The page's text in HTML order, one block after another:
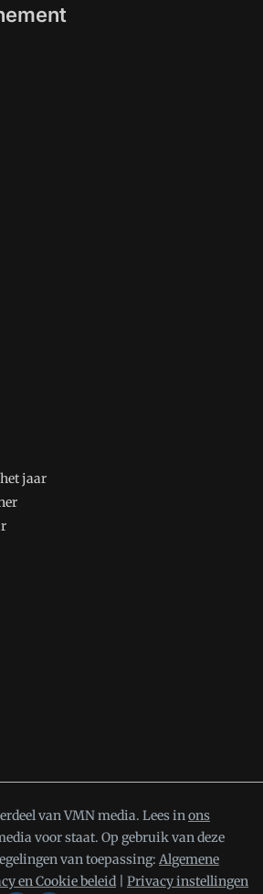
jaar
van VMN media. Lees inons
voor staat. Op gebruik van deze
van toepassing: Algemene
en Cookie beleid Privacy instellingen